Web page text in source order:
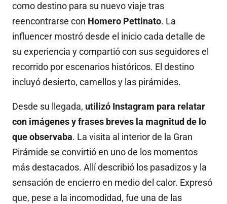
como destino para su nuevo viaje tras
reencontrarse con Homero Pettinato. La
influencer mostró desde el inicio cada detalle de
su experiencia y compartió con sus seguidores el
recorrido por escenarios históricos. El destino
incluyó desierto, camellos y las pirámides.
Desde su llegada, utilizó Instagram para relatar
con imágenes y frases breves la magnitud de lo
que observaba. La visita al interior de la Gran
Pirámide se convirtió en uno de los momentos
más destacados. Allí describió los pasadizos y la
sensación de encierro en medio del calor. Expresó
que, pese a la incomodidad, fue una de las